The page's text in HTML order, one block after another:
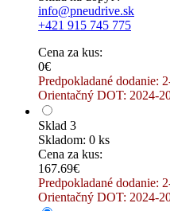
info@pneudrive.sk
+421 915 745 775
Cena za kus:
0€
Predpokladané dodanie:
Orientačný DOT: 2024-
Sklad 3
Skladom: 0 ks
Cena za kus:
167.69€
Predpokladané dodanie:
Orientačný DOT: 2024-